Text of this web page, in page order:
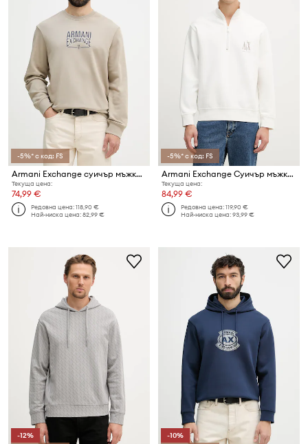
-5%* с код: FS
Armani Exchange суичър мъжки с памук
Текуща цена:
74,99 €
Редовна цена:118,90 €
Най-ниска цена:82,99 €
-5%* с код: FS
Armani Exchange Суичър мъжки с памук
Текуща цена:
84,99 €
Редовна цена:119,90 €
Най-ниска цена:93,99 €
-12%
-10%